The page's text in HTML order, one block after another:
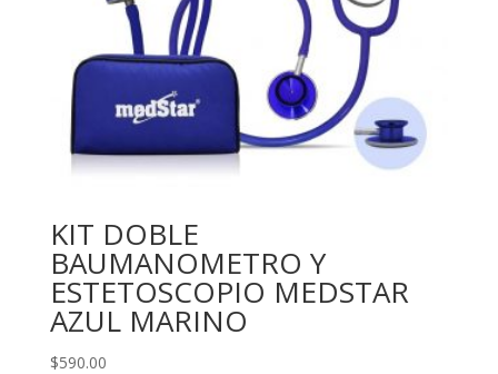
KIT DOBLE
BAUMANOMETRO Y
ESTETOSCOPIO MEDSTAR
AZUL MARINO
$590.00